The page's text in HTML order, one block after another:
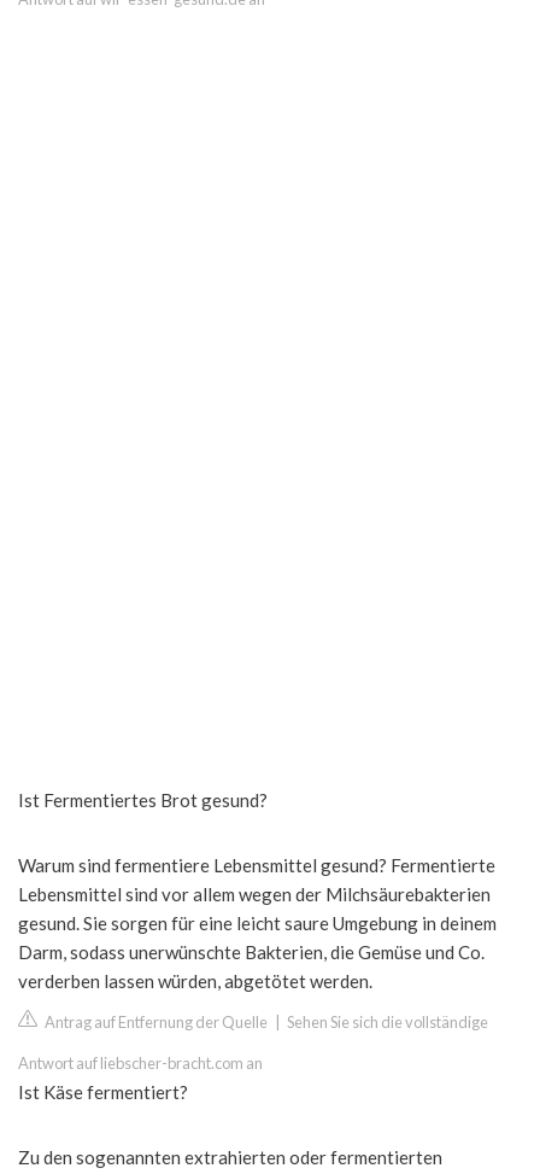
Ist Fermentiertes Brot gesund?
Warum sind fermentiere Lebensmittel gesund? Fermentierte
Lebensmittel sind vor allem wegen der Milchsäurebakterien
gesund. Sie sorgen für eine leicht saure Umgebung in deinem
Darm, sodass unerwünschte Bakterien, die Gemüse und Co.
verderben lassen würden, abgetötet werden.
Antrag auf Entfernung der Quelle Sehen Sie sich die vollständige
Antwort auf liebscher-bracht.com an
Ist Käse fermentiert?
Zu den sogenannten extrahierten oder fermentierten